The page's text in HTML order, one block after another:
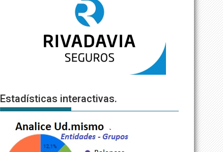
Estadísticas interactivas.